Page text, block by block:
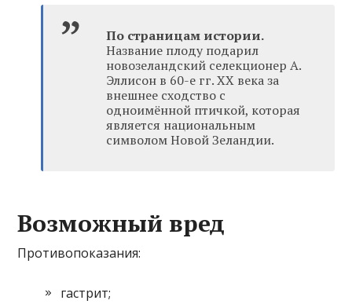
По страницам истории.
Название плоду подарил
новозеландский селекционер А.
Эллисон в 60-е гг. XX века за
внешнее сходство с
одноимённой птичкой, которая
является национальным
символом Новой Зеландии.
Возможный вред
Противопоказания:
гастрит;